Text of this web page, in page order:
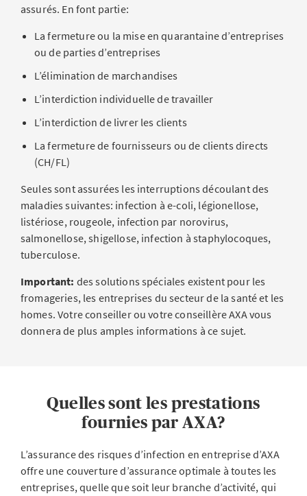
assurés. En font partie:
La fermeture ou la mise en quarantaine d’entreprises
ou de parties d’entreprises
L’élimination de marchandises
L’interdiction individuelle de travailler
L’interdiction de livrer les clients
La fermeture de fournisseurs ou de clients directs
(CH/FL)
Seules sont assurées les interruptions découlant des
maladies suivantes: infection à e-coli, légionellose,
listériose, rougeole, infection par norovirus,
salmonellose, shigellose, infection à staphylocoques,
tuberculose.
Important: des solutions spéciales existent pour les
fromageries, les entreprises du secteur de la santé et les
homes. Votre conseiller ou votre conseillère AXA vous
donnera de plus amples informations à ce sujet.
Quelles sont les prestations
fournies par AXA?
L’assurance des risques d’infection en entreprise d’AXA
offre une couverture d’assurance optimale à toutes les
entreprises, quelle que soit leur branche d’activité, qui